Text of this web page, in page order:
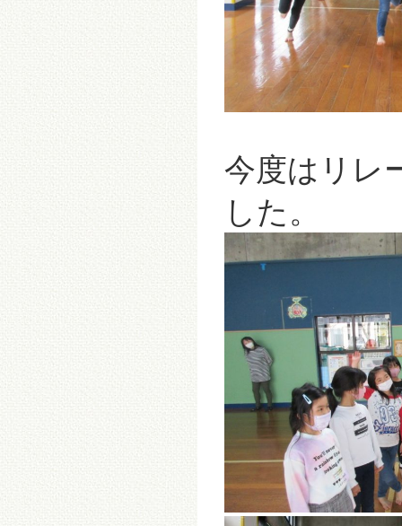
今度はリレ
した。